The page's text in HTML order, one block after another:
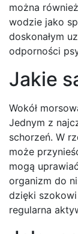
można
wodzie jako
doskonałym
odporności
Jakie
Wokół
Jednym z
schorzeń. W
może
mogą
organizm do
dzięki
regularna